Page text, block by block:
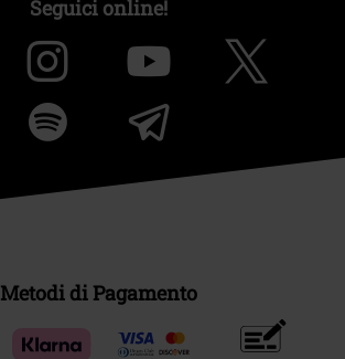
Seguici online!
Metodi di Pagamento